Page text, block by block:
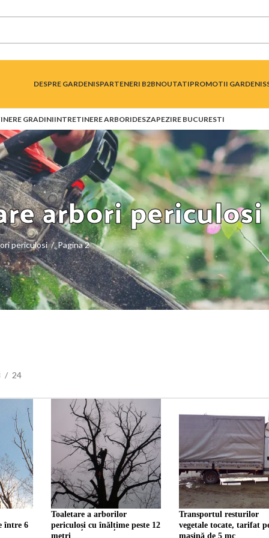
DESPRE GARDENISPARTENERI B2BNOUTATIPROMOTII GARDENIS
GRADINIINTRETINERE ARBORIDESZAPEZIRE BUCURESTI
arbori periculosi
periculosi/ Pagina 2
24
între 6
Toaletare a arborilor
periculoși cu înălțime peste 12
metri
Transportul resturilor
vegetale tocate, tarifat
mașină de 5 mc